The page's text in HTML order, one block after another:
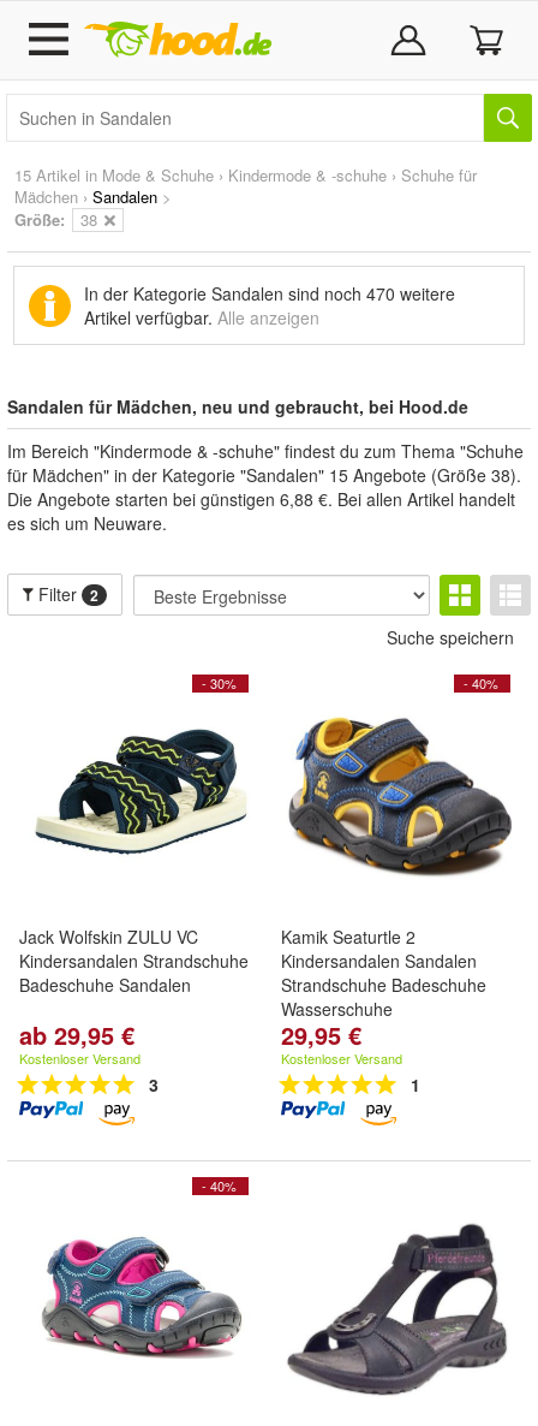
15 Artikel in Mode & Schuhe › Kindermode & -schuhe › Schuhe für
Mädchen › Sandalen >
Größe:
38
In der Kategorie Sandalen sind noch 470 weitere
Artikel verfügbar. Alle anzeigen
Sandalen für Mädchen, neu und gebraucht, bei Hood.de
Im Bereich "Kindermode & -schuhe" findest du zum Thema "Schuhe
für Mädchen" in der Kategorie "Sandalen" 15 Angebote (Größe 38).
Die Angebote starten bei günstigen 6,88 €. Bei allen Artikel handelt
es sich um Neuware.
Filter 2
Suche speichern
- 30%
Jack Wolfskin ZULU VC
Kindersandalen Strandschuhe
Badeschuhe Sandalen
ab 29,95 €
Kostenloser Versand
3
- 40%
Kamik Seaturtle 2
Kindersandalen Sandalen
Strandschuhe Badeschuhe
Wasserschuhe
29,95 €
Kostenloser Versand
1
- 40%